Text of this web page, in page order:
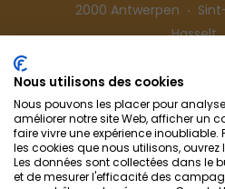
2000 Antwerpen
Hasselt
Suivez-
Nous utilisons des cookies
Nous pouvons les placer pour
améliorer notre site Web, afficher un
faire vivre une expérience
les cookies que nous utilisons, ouvrez
Les données sont collectées dans le
et de mesurer l'efficacité des